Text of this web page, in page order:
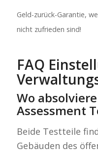
Geld-zurück-Garantie,
nicht zufrieden sind!
FAQ
Wo
Assessment
Beide Testteile
Gebäuden des